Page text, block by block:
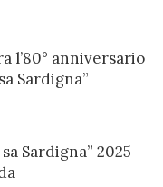
l’80° anniversario
Sardigna”
Sardigna” 2025